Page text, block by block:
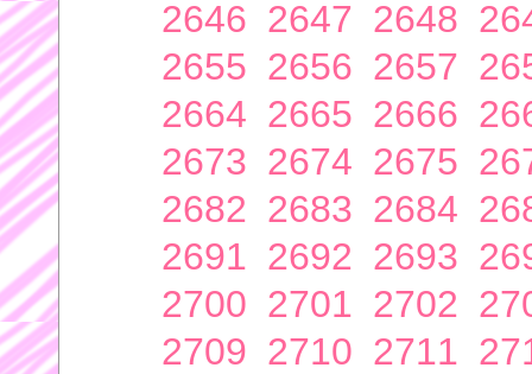
2646 2647 2648
2655 2656 2657
2664 2665 2666
2673 2674 2675
2682 2683 2684
2691 2692 2693
2700 2701 2702
2709 2710 2711